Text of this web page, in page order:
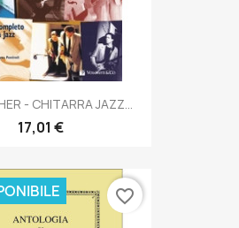
- CHITARRA JAZZ...
17,01 €
favorite_border